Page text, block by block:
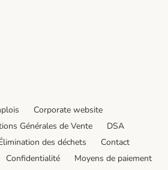
Corporate website
Générales de Vente
DSA
des déchets
Contact
Confidentialité
Moyens de paiement